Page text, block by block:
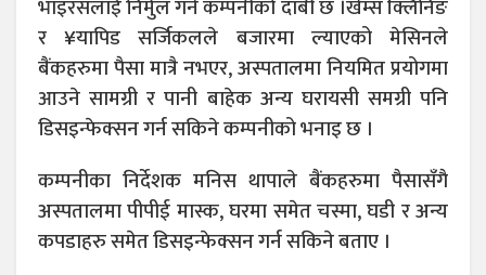
भाइरसलाई निर्मुल गर्ने कम्पनीको दाबी छ ।खेम्स क्लिनिङ
र ¥यापिड सर्जिकलले बजारमा ल्याएको मेसिनले
बैंकहरुमा पैसा मात्रै नभएर, अस्पतालमा नियमित प्रयोगमा
आउने सामग्री र पानी बाहेक अन्य घरायसी समग्री पनि
डिसइन्फेक्सन गर्न सकिने कम्पनीको भनाइ छ ।
कम्पनीका निर्देशक मनिस थापाले बैंकहरुमा पैसासँगै
अस्पतालमा पीपीई मास्क, घरमा समेत चस्मा, घडी र अन्य
कपडाहरु समेत डिसइन्फेक्सन गर्न सकिने बताए ।